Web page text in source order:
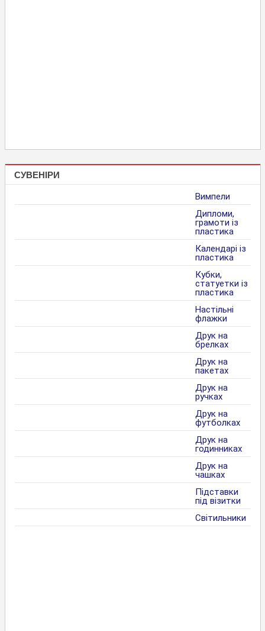
СУВЕНІРИ
Вимпели
Дипломи,
грамоти із
пластика
Календарі із
пластика
Кубки,
статуетки із
пластика
Настільні
флажки
Друк на
брелках
Друк на
пакетах
Друк на
ручках
Друк на
футболках
Друк на
годинниках
Друк на
чашках
Підставки
під візитки
Світильники